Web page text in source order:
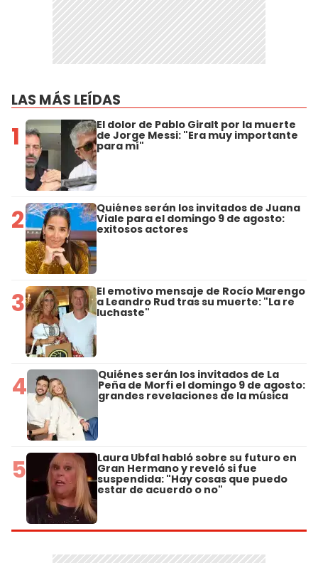
LAS MÁS LEÍDAS
1 El dolor de Pablo Giralt por la muerte
de Jorge Messi: "Era muy importante
para mí"
2 Quiénes serán los invitados de Juana
Viale para el domingo 9 de agosto:
exitosos actores
3 El emotivo mensaje de Rocío Marengo
a Leandro Rud tras su muerte: "La re
luchaste"
4 Quiénes serán los invitados de La
Peña de Morfi el domingo 9 de agosto:
grandes revelaciones de la música
5 Laura Ubfal habló sobre su futuro en
Gran Hermano y reveló si fue
suspendida: "Hay cosas que puedo
estar de acuerdo o no"